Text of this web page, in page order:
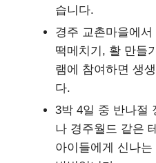
습니다.
경주 교촌마을에
떡메치기, 활 만들
램에 참여하면 생
다.
3박 4일 중 반나절
나 경주월드 같은
아이들에게 신나